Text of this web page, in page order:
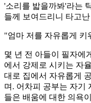
'소리를 밟을까봐'라는
들께 보여드리니 타고
"엄마 저를 자유롭게 키
몇 년 전 아들이 필자에
에서 강제로 시키는 자
대로 집에서 자유롭게
며. 어차피 공부는 자기
들은 배움에 대한 의욕